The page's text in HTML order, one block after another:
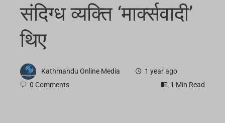
संदिग्ध व्यक्ति ‘मार्क्सवादी’
थिए
Kathmandu Online Media
1 year ago
0 Comments
1 Min Read